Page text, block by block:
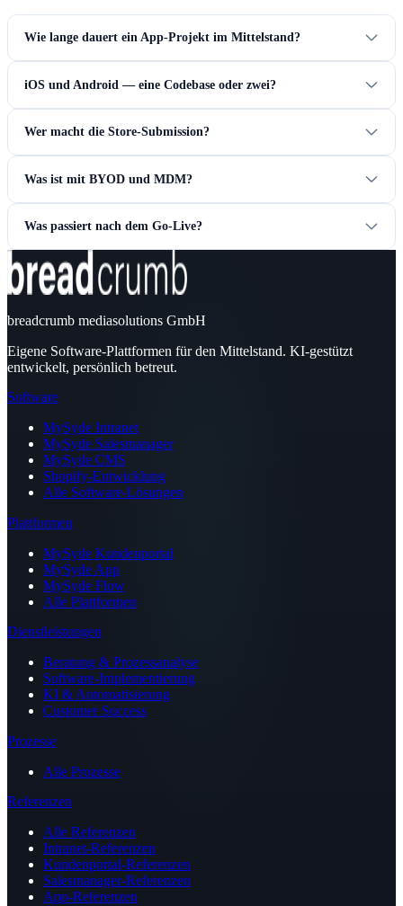
Wie lange dauert ein App-Projekt im Mittelstand?
iOS und Android — eine Codebase oder zwei?
Wer macht die Store-Submission?
Was ist mit BYOD und MDM?
Was passiert nach dem Go-Live?
breadcrumb mediasolutions GmbH
Eigene Software-Plattformen für den Mittelstand. KI-gestützt
entwickelt, persönlich betreut.
Software
MySyde Intranet
MySyde Salesmanager
MySyde CMS
Shopify-Entwicklung
Alle Software-Lösungen
Plattformen
MySyde Kundenportal
MySyde App
MySyde Flow
Alle Plattformen
Dienstleistungen
Beratung & Prozessanalyse
Software-Implementierung
KI & Automatisierung
Customer Success
Prozesse
Alle Prozesse
Referenzen
Alle Referenzen
Intranet-Referenzen
Kundenportal-Referenzen
Salesmanager-Referenzen
App-Referenzen